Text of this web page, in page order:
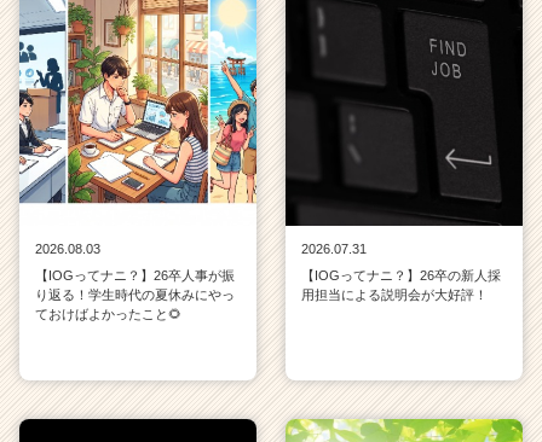
2026.08.03
【IOGってナニ？】26卒人事が振
り返る！学生時代の夏休みにやっ
ておけばよかったこと🌻
2026.07.31
【IOGってナニ？】26卒の新人採
用担当による説明会が大好評！